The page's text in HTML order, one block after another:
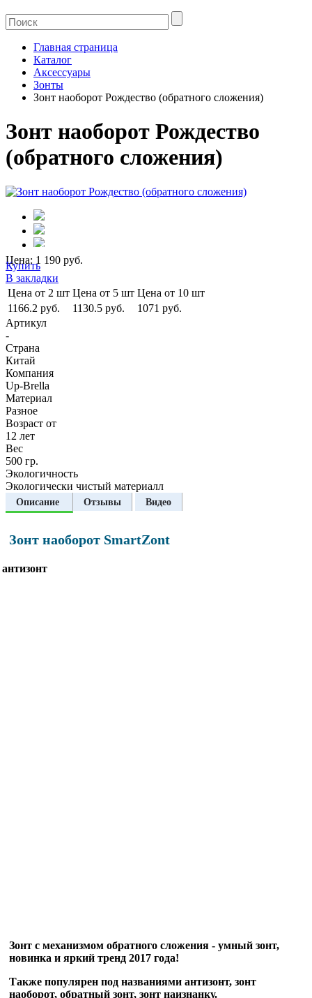
Главная страница
Каталог
Аксессуары
Зонты
Зонт наоборот Рождество (обратного сложения)
Зонт наоборот Рождество
(обратного сложения)
Цена: 1 190 руб.
Купить
В закладки
Цена от 2 шт Цена от 5 шт Цена от 10 шт
1166.2 руб.
1130.5 руб.
1071 руб.
Артикул
-
Страна
Китай
Компания
Up-Brella
Материал
Разное
Возраст от
12 лет
Вес
500 гр.
Экологичность
Экологически чистый материалл
Описание Отзывы Видео
Зонт наоборот SmartZont
Зонт с механизмом обратного сложения - умный зонт,
новинка и яркий тренд 2017 года!
Также популярен под названиями антизонт, зонт
наоборот, обратный зонт, зонт наизнанку.